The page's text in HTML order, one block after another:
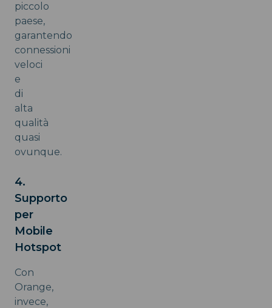
piccolo
paese,
garantendo
connessioni
veloci
e
di
alta
qualità
quasi
ovunque.
4.
Supporto
per
Mobile
Hotspot
Con
Orange,
invece,